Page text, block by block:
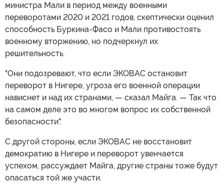
министра Мали в период между военными
переворотами 2020 и 2021 годов, скептически оценил
способность Буркина-Фасо и Мали противостоять
военному вторжению, но подчеркнул их
решительность.
"Они подозревают, что если ЭКОВАС остановит
переворот в Нигере, угроза его военной операции
нависнет и над их странами, — сказал Майга. — Так что
на самом деле это во многом вопрос их собственной
безопасности".
С другой стороны, если ЭКОВАС не восстановит
демократию в Нигере и переворот увенчается
успехом, рассуждает Майга, другие страны тоже будут
опасаться той же участи.